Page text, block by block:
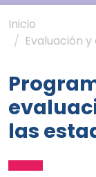
Inicio
Evaluación
las